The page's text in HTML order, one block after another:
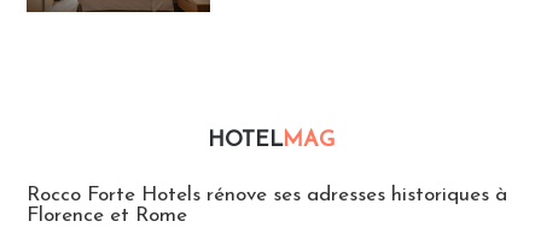
HOTELMAG
Rocco Forte Hotels rénove ses adresses historiques à
Florence et Rome